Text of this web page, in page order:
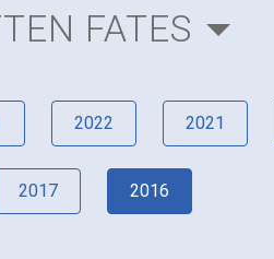
FATES
2022 2021
2017 2016